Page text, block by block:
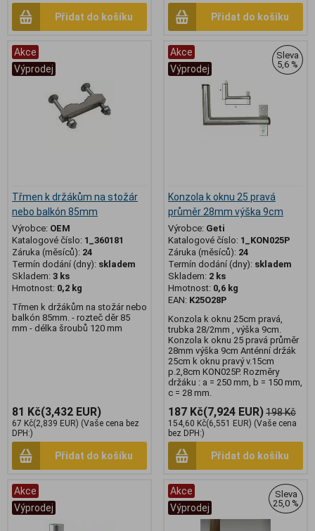
Přidat do košíku Přidat do košíku
Akce
Výprodej
Třmen k držákům na stožár
nebo balkón 85mm
Výrobce: OEM
Katalogové číslo: 1_360181
Záruka (měsíců): 24
Termín dodání (dny): skladem
Skladem: 3 ks
Hmotnost: 0,2 kg
Třmen k držákům na stožár nebo
balkón 85mm. - rozteč děr 85
mm - délka šroubů 120 mm
81 Kč(3,432 EUR)
67 Kč(2,839 EUR) (Vaše cena bez
DPH:)
Přidat do košíku
Akce
Výprodej
Sleva
5,6 %
Konzola k oknu 25 pravá
průměr 28mm výška 9cm
Výrobce: Geti
Katalogové číslo: 1_KON025P
Záruka (měsíců): 24
Termín dodání (dny): skladem
Skladem: 2 ks
Hmotnost: 0,6 kg
EAN: K25O28P
Konzola k oknu 25cm pravá,
trubka 28/2mm , výška 9cm.
Konzola k oknu 25 pravá průměr
28mm výška 9cm Anténní držák
25cm k oknu pravý v.15cm
p.2,8cm KON025P. Rozměry
držáku : a = 250 mm, b = 150 mm,
c = 28 mm.
187 Kč(7,924 EUR)198 Kč
154,60 Kč(6,551 EUR) (Vaše cena
bez DPH:)
Přidat do košíku
Akce
Výprodej
Akce
Výprodej
Sleva
25,0 %